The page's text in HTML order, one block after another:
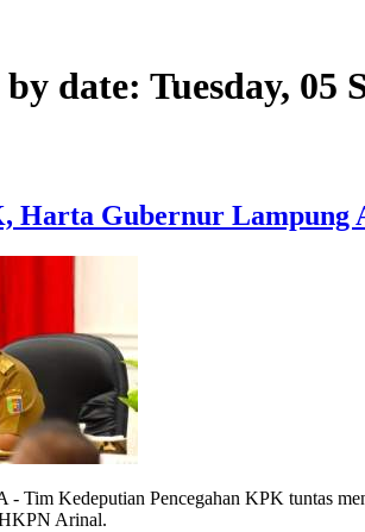
date: Tuesday, 05
Harta Gubernur Lampung
- Tim Kedeputian Pencegahan KPK tuntas
Arinal.